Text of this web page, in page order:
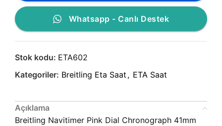
Whatsapp - Canlı Destek
Stok kodu: ETA602
Kategoriler: Breitling Eta Saat , ETA Saat
Açıklama
Breitling Navitimer Pink Dial Chronograph 41mm